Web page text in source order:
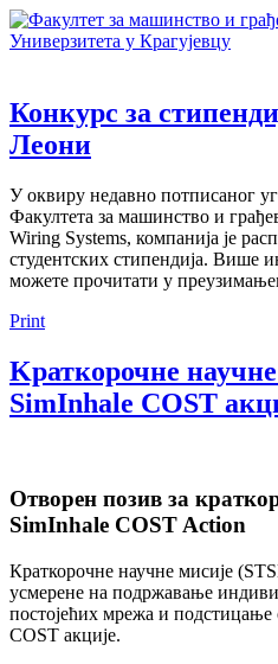
Конкурс за
Леони
У оквиру недавно потписаног
Факултета за машинство и
Wiring Systems, компанија је
студентских стипендија. Више
можете прочитати у
Print
Kраткорочне
SimInhale COST
Отворен позив за
SimInhale COST Action
Краткорочне научне мисије
усмерене на подржавање
постојећих мрежа и подстицање
COST акције.